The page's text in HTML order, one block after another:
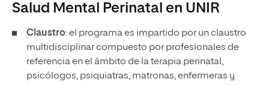
Salud Mental Perinatal en UNIR
Claustro: el programa es impartido por un claustro
multidisciplinar compuesto por profesionales de
referencia en el ámbito de la terapia perinatal,
psicólogos, psiquiatras, matronas, enfermeras y